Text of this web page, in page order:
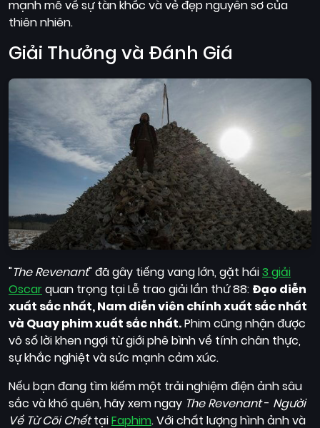
mạnh mẽ về sự tàn khốc và vẻ đẹp nguyên sơ của
thiên nhiên.
Giải Thưởng và Đánh Giá
"The Revenant" đã gây tiếng vang lớn, gặt hái3 giải
Oscarquan trọng tại Lễ trao giải lần thứ 88: Đạo diễn
xuất sắc nhất, Nam diễn viên chính xuất sắc nhất
và Quay phim xuất sắc nhất.Phim cũng nhận được
vô số lời khen ngợi từ giới phê bình về tính chân thực,
sự khắc nghiệt và sức mạnh cảm xúc.
Nếu bạn đang tìm kiếm một trải nghiệm điện ảnh sâu
sắc và khó quên, hãy xem ngay The Revenant- Người
Về Từ Cõi ChếttạiFaphim. Với chất lượng hình ảnh và